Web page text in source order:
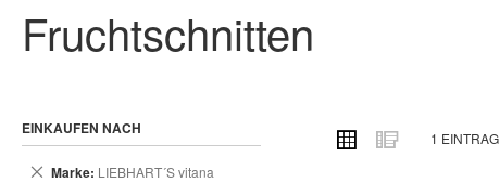
Fruchtschnitten
ANSICHT
ALS
Raster Liste
1 EINTRAG
EINKAUFEN NACH
Marke LIEBHART´S vitana
Dies